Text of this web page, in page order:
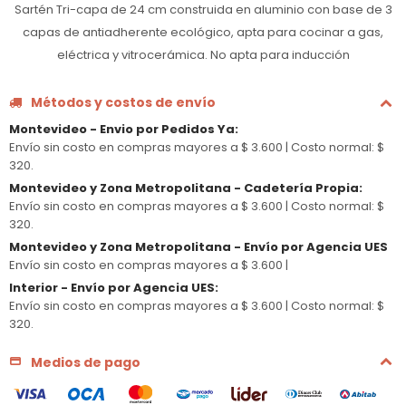
Sartén Tri-capa de 24 cm construida en aluminio con base de 3
capas de antiadherente ecológico, apta para cocinar a gas,
eléctrica y vitrocerámica. No apta para inducción
Métodos y costos de envío
Montevideo - Envio por Pedidos Ya:
Envío sin costo en compras mayores a $ 3.600 | Costo normal: $
320.
Montevideo y Zona Metropolitana - Cadetería Propia:
Envío sin costo en compras mayores a $ 3.600 | Costo normal: $
320.
Montevideo y Zona Metropolitana - Envío por Agencia UES
Envío sin costo en compras mayores a $ 3.600 |
Interior - Envío por Agencia UES:
Envío sin costo en compras mayores a $ 3.600 | Costo normal: $
320.
Medios de pago